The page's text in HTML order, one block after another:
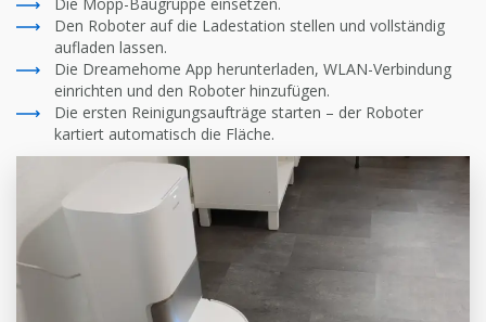
Den Roboter auf die Ladestation stellen und vollständig
aufladen lassen.
Die Dreamehome App herunterladen, WLAN-Verbindung
einrichten und den Roboter hinzufügen.
Die ersten Reinigungsaufträge starten – der Roboter
kartiert automatisch die Fläche.